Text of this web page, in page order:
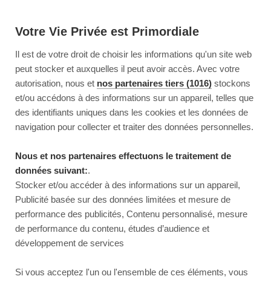
Votre Vie Privée est Primordiale
Il est de votre droit de choisir les informations qu'un site web
peut stocker et auxquelles il peut avoir accès. Avec votre
autorisation, nous et nos partenaires tiers (1016) stockons
et/ou accédons à des informations sur un appareil, telles que
des identifiants uniques dans les cookies et les données de
navigation pour collecter et traiter des données personnelles.
Nous et nos partenaires effectuons le traitement de
données suivant:.
Stocker et/ou accéder à des informations sur un appareil,
Publicité basée sur des données limitées et mesure de
performance des publicités, Contenu personnalisé, mesure
de performance du contenu, études d’audience et
développement de services
Si vous acceptez l'un ou l'ensemble de ces éléments, vous
Reload to try again, or go back.